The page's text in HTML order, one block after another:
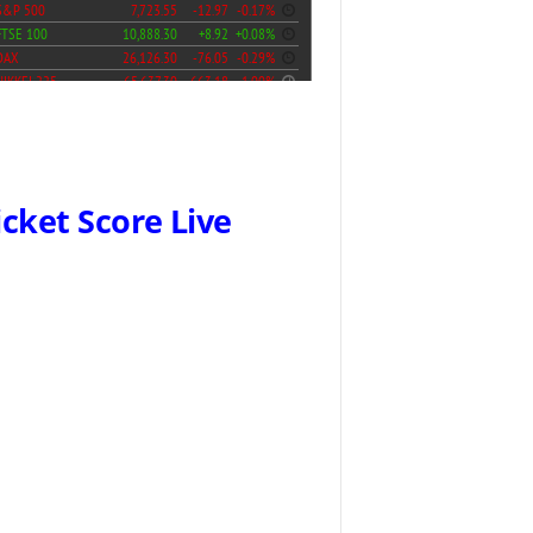
Score Live